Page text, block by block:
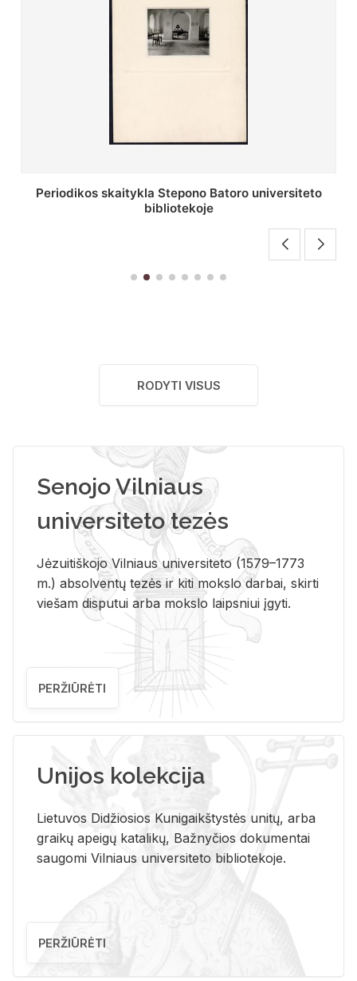
Stepono Batoro universiteto bibliotekos antrojo
aukšto fojė
RODYTI VISUS
Senojo Vilniaus
universiteto tezės
Jėzuitiškojo Vilniaus universiteto (1579–1773
m.) absolventų tezės ir kiti mokslo darbai, skirti
viešam disputui arba mokslo laipsniui įgyti.
PERŽIŪRĖTI
Unijos kolekcija
Lietuvos Didžiosios Kunigaikštystės unitų, arba
graikų apeigų katalikų, Bažnyčios dokumentai
saugomi Vilniaus universiteto bibliotekoje.
PERŽIŪRĖTI